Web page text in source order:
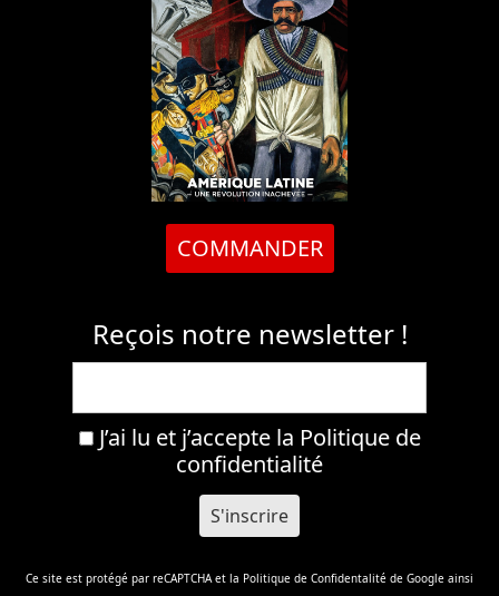
COMMANDER
Reçois notre newsletter !
J’ai lu et j’accepte la Politique de
confidentialité
Ce site est protégé par reCAPTCHA et la Politique de Confidentalité de Google ainsi